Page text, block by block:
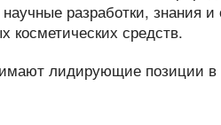
разработки, знания
средств.
лидирующие позиции в